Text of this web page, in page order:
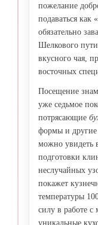
пожелание
подаваться как
обязательно
Шелкового
вкусного чая,
восточных
Посещение
уже седьмое
потрясающие
формы и другие
можно увидеть
подготовки
неслучайных
покажет
температуры
силу в работе
уникальные